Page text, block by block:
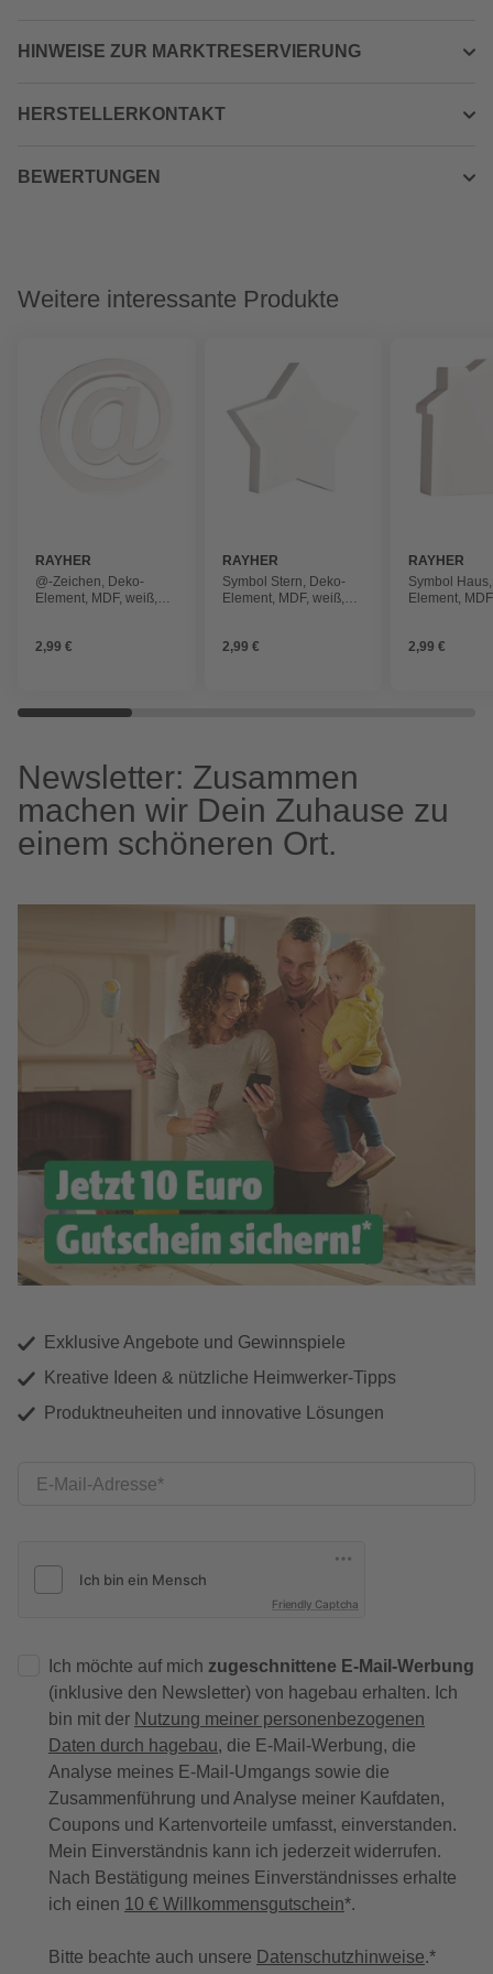
HINWEISE ZUR MARKTRESERVIERUNG
HERSTELLERKONTAKT
BEWERTUNGEN
Weitere interessante Produkte
RAYHER
@-Zeichen, Deko-
Element, MDF, weiß,
2,99 €
RAYHER
Symbol Stern, Deko-
Element, MDF, weiß,
2,99 €
RAYHER
Symbol
Element,
2,99 €
Newsletter: Zusammen
machen wir Dein Zuhause zu
einem schöneren Ort.
Exklusive Angebote und Gewinnspiele
Kreative Ideen & nützliche Heimwerker-Tipps
Produktneuheiten und innovative Lösungen
E-Mail-Adresse
Friendly Captcha
Ich möchte auf mich zugeschnittene E-Mail-Werbung
(inklusive den Newsletter) von hagebau erhalten. Ich
bin mit der Nutzung meiner personenbezogenen
Daten durch hagebau, die E-Mail-Werbung, die
Analyse meines E-Mail-Umgangs sowie die
Zusammenführung und Analyse meiner Kaufdaten,
Coupons und Kartenvorteile umfasst, einverstanden.
Mein Einverständnis kann ich jederzeit widerrufen.
Nach Bestätigung meines Einverständnisses erhalte
ich einen 10 € Willkommensgutschein*.
Bitte beachte auch unsere Datenschutzhinweise.